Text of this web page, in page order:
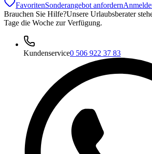
FavoritenSonderangebot anfordern
Brauchen Sie Hilfe?Unsere Urlaubsberater
Tage die Woche zur Verfügung.
Kundenservice0 506 922 37 83